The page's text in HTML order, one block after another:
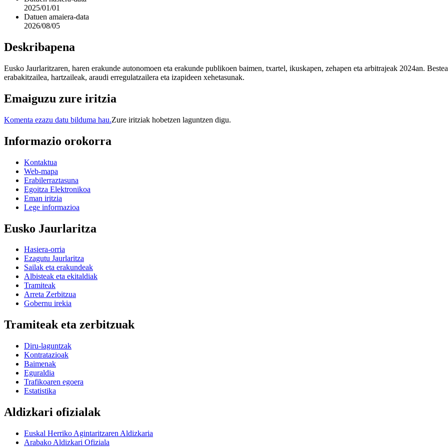
2025/01/01
Datuen amaiera-data
2026/08/05
Deskribapena
Eusko Jaurlaritzaren, haren erakunde autonomoen eta erakunde publikoen baimen, txartel, ikuskapen, zehapen eta arbitrajeak 2024an.
erabakitzailea, hartzaileak, araudi erregulatzailera eta izapideen xehetasunak.
Emaiguzu zure iritzia
Komenta ezazu datu bilduma hau.Zure iritziak hobetzen laguntzen digu.
Informazio orokorra
Kontaktua
Web-mapa
Erabilerraztasuna
Egoitza Elektronikoa
Eman iritzia
Lege informazioa
Eusko Jaurlaritza
Hasiera-orria
Ezagutu Jaurlaritza
Sailak eta erakundeak
Albisteak eta ekitaldiak
Tramiteak
Arreta Zerbitzua
Gobernu irekia
Tramiteak eta zerbitzuak
Diru-laguntzak
Kontratazioak
Baimenak
Eguraldia
Trafikoaren egoera
Estatistika
Aldizkari ofizialak
Euskal Herriko Agintaritzaren Aldizkaria
Arabako Aldizkari Ofiziala